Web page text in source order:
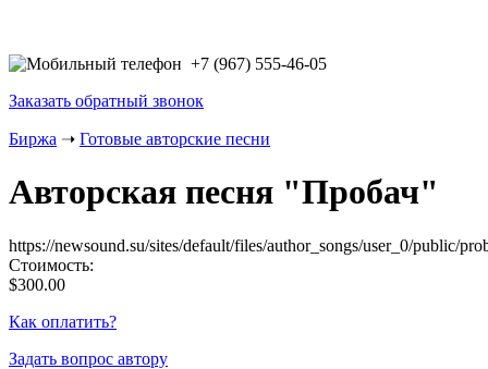
+7 (967) 555-46-05
Заказать обратный звонок
Биржа ➝ Готовые авторские песни
Авторская песня "Пробач"
https://newsound.su/sites/default/files/author_songs/user_0/public/
Стоимость:
$300.00
Как оплатить?
Задать вопрос автору